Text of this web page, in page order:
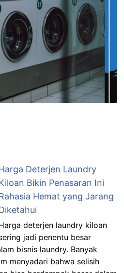
Deterjen Laundry
Bikin Penasaran Ini
Hemat yang Jarang
deterjen laundry kiloan
jadi penentu besar
bisnis laundry. Banyak
menyadari bahwa selisih